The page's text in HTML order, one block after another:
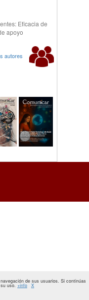
Eficacia de
apoyo
autores
de sus usuarios. Si continúas
uso. +info X